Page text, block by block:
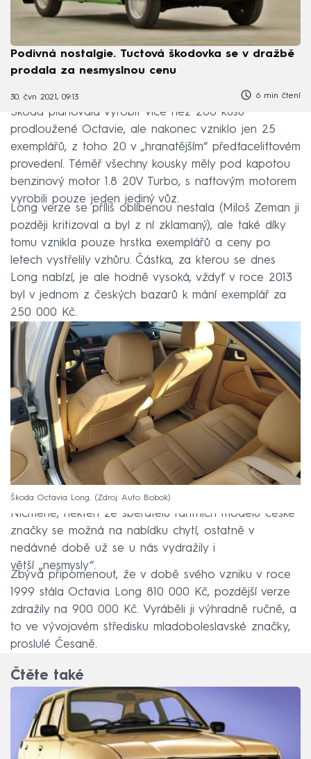
Podivná nostalgie. Tuctová škodovka se v dražbě
prodala za nesmyslnou cenu
30. čvn 2021, 09:13 6 min čtení
Škoda plánovala vyrobit více než 200 kusů
prodloužené Octavie, ale nakonec vzniklo jen 25
exemplářů, z toho 20 v „hranatějším“ předfaceliftovém
provedení. Téměř všechny kousky měly pod kapotou
benzinový motor 1.8 20V Turbo, s naftovým motorem
vyrobili pouze jeden jediný vůz.
Long verze se příliš oblíbenou nestala (Miloš Zeman ji
později kritizoval a byl z ní zklamaný), ale také díky
tomu vznikla pouze hrstka exemplářů a ceny po
letech vystřelily vzhůru. Částka, za kterou se dnes
Long nabízí, je ale hodně vysoká, vždyť v roce 2013
byl v jednom z českých bazarů k mání exemplář za
250 000 Kč.
Škoda Octavia Long. Zdroj: Auto Bobok
Nicméně, někteří ze sběratelů raritních modelů české
značky se možná na nabídku chytí, ostatně v
nedávné době už se u nás vydražily i
větší „nesmysly“.
Zbývá připomenout, že v době svého vzniku v roce
1999 stála Octavia Long 810 000 Kč, pozdější verze
zdražily na 900 000 Kč. Vyráběli ji výhradně ručně, a
to ve vývojovém středisku mladoboleslavské značky,
proslulé Česaně.
Čtěte také